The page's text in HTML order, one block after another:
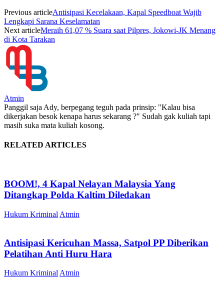
Previous articleAntisipasi Kecelakaan, Kapal Speedboat Wajib
Lengkapi Sarana Keselamatan
Next articleMeraih 61,07 % Suara saat Pilpres, Jokowi-JK Menang
di Kota Tarakan
Atmin
Panggil saja Ady, berpegang teguh pada prinsip: "Kalau bisa
dikerjakan besok kenapa harus sekarang ?" Sudah gak kuliah tapi
masih suka mata kuliah kosong.
RELATED ARTICLES
BOOM!, 4 Kapal Nelayan Malaysia Yang
Ditangkap Polda Kaltim Diledakan
Hukum Kriminal Atmin
Antisipasi Kericuhan Massa, Satpol PP Diberikan
Pelatihan Anti Huru Hara
Hukum Kriminal Atmin